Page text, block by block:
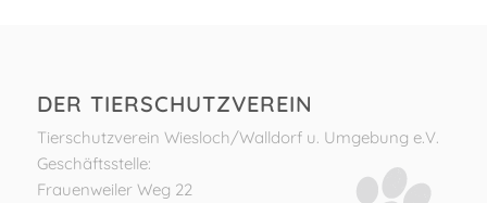
DER TIERSCHUTZVEREIN
Tierschutzverein Wiesloch/Walldorf u. Umgebung e.V.
Geschäftsstelle:
Frauenweiler Weg 22